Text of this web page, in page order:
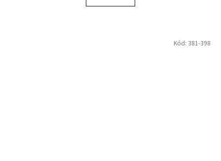
Kód: 381-398